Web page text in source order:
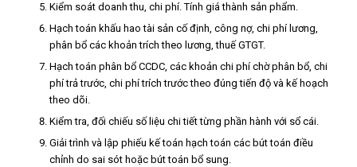
Kiểm soát doanh thu, chi phí. Tính giá thành sản phẩm.
Hạch toán khấu hao tài sản cố định, công nợ, chi phí lương,
phân bổ các khoản trích theo lương, thuế GTGT.
Hạch toán phân bổ CCDC, các khoản chi phí chờ phân bổ, chi
phí trả trước, chi phí trích trước theo đúng tiến độ và kế hoạch
theo dõi.
Kiểm tra, đối chiếu số liệu chi tiết từng phần hành với sổ cái.
Giải trình và lập phiếu kế toán hạch toán các bút toán điều
chỉnh do sai sót hoặc bút toán bổ sung.